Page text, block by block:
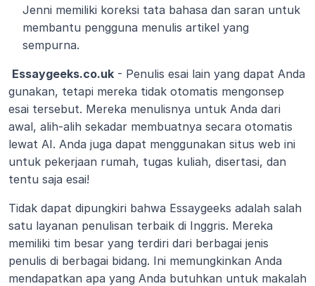
Jenni memiliki koreksi tata bahasa dan saran untuk
membantu pengguna menulis artikel yang
sempurna.
Essaygeeks.co.uk - Penulis esai lain yang dapat Anda
gunakan, tetapi mereka tidak otomatis mengonsep
esai tersebut. Mereka menulisnya untuk Anda dari
awal, alih-alih sekadar membuatnya secara otomatis
lewat AI. Anda juga dapat menggunakan situs web ini
untuk pekerjaan rumah, tugas kuliah, disertasi, dan
tentu saja esai!
Tidak dapat dipungkiri bahwa Essaygeeks adalah salah
satu layanan penulisan terbaik di Inggris. Mereka
memiliki tim besar yang terdiri dari berbagai jenis
penulis di berbagai bidang. Ini memungkinkan Anda
mendapatkan apa yang Anda butuhkan untuk makalah